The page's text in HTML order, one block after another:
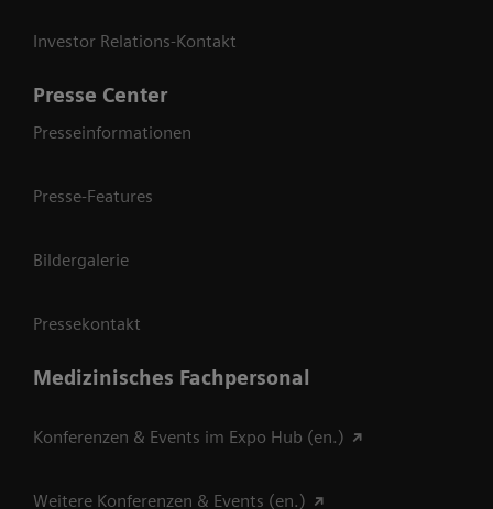
Investor Relations-Kontakt
Presse Center
Presseinformationen
Presse-Features
Bildergalerie
Pressekontakt
Medizinisches Fachpersonal
Konferenzen & Events im Expo Hub (en.)
Weitere Konferenzen & Events (en.)